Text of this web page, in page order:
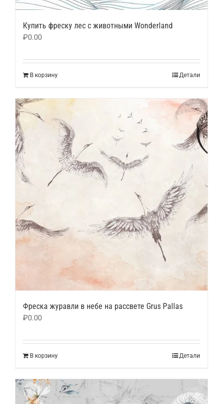
Купить фреску лес с животными Wonderland
₽0.00
В корзину Детали
Фреска журавли в небе на рассвете Grus Pallas
₽0.00
В корзину Детали